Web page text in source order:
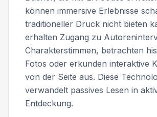
können immersive Erlebnisse
traditioneller Druck nicht bieten
erhalten Zugang zu
Charakterstimmen, betrachten
Fotos oder erkunden interaktive
von der Seite aus. Diese
verwandelt passives Lesen in
Entdeckung.